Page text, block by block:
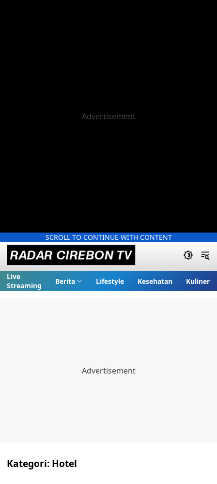
SCROLL TO CONTINUE WITH CONTENT
Live
Streaming
Berita Lifestyle Kesehatan Kuliner
Kategori: Hotel